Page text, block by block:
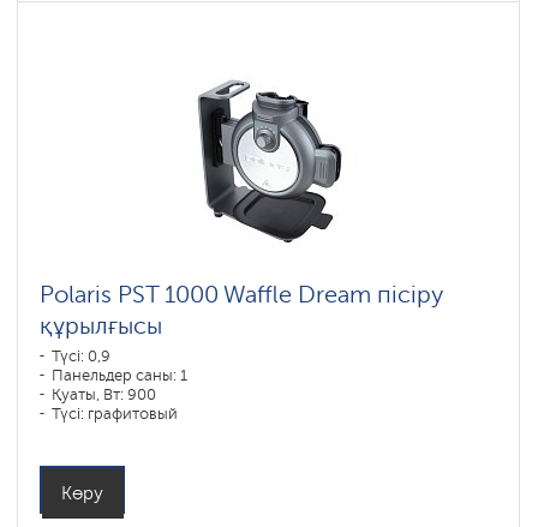
Polaris PST 1000 Waffle Dream пісіру
құрылғысы
Түсі: 0,9
Панельдер саны: 1
Қуаты, Вт: 900
Түсі: графитовый
Көру